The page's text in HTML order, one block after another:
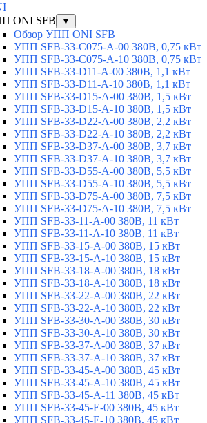
ONI SFB
▼
Обзор УПП ONI SFB
УПП SFB-33-C075-A-00 380В, 0,75 кВт
УПП SFB-33-C075-A-10 380В, 0,75 кВт
УПП SFB-33-D11-A-00 380В, 1,1 кВт
УПП SFB-33-D11-A-10 380В, 1,1 кВт
УПП SFB-33-D15-A-00 380В, 1,5 кВт
УПП SFB-33-D15-A-10 380В, 1,5 кВт
УПП SFB-33-D22-A-00 380В, 2,2 кВт
УПП SFB-33-D22-A-10 380В, 2,2 кВт
УПП SFB-33-D37-A-00 380В, 3,7 кВт
УПП SFB-33-D37-A-10 380В, 3,7 кВт
УПП SFB-33-D55-A-00 380В, 5,5 кВт
УПП SFB-33-D55-A-10 380В, 5,5 кВт
УПП SFB-33-D75-A-00 380В, 7,5 кВт
УПП SFB-33-D75-A-10 380В, 7,5 кВт
УПП SFB-33-11-A-00 380В, 11 кВт
УПП SFB-33-11-A-10 380В, 11 кВт
УПП SFB-33-15-A-00 380В, 15 кВт
УПП SFB-33-15-A-10 380В, 15 кВт
УПП SFB-33-18-A-00 380В, 18 кВт
УПП SFB-33-18-A-10 380В, 18 кВт
УПП SFB-33-22-A-00 380В, 22 кВт
УПП SFB-33-22-A-10 380В, 22 кВт
УПП SFB-33-30-A-00 380В, 30 кВт
УПП SFB-33-30-A-10 380В, 30 кВт
УПП SFB-33-37-A-00 380В, 37 кВт
УПП SFB-33-37-A-10 380В, 37 кВт
УПП SFB-33-45-A-00 380В, 45 кВт
УПП SFB-33-45-A-10 380В, 45 кВт
УПП SFB-33-45-A-11 380В, 45 кВт
УПП SFB-33-45-E-00 380В, 45 кВт
УПП SFB-33-45-E-10 380В, 45 кВт